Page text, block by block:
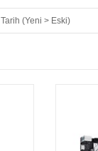
Tarih (Yeni > Eski)